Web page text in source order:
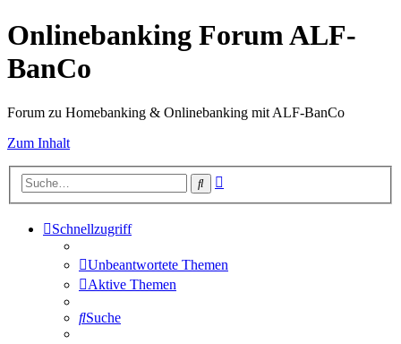
Onlinebanking Forum ALF-
BanCo
Forum zu Homebanking & Onlinebanking mit ALF-BanCo
Zum Inhalt
Suche
Schnellzugriff
Unbeantwortete Themen
Aktive Themen
Suche